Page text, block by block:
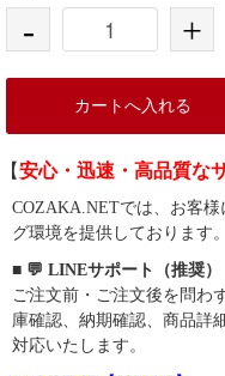
- +
カートへ入れる
【安心・迅速・高品質な
COZAKA.NETでは、お客
グ環境を提供しております。
■ 💬 LINEサポート（推奨）
ご注文前・ご注文後を問わ
庫確認、納期確認、商品詳
対応いたします。